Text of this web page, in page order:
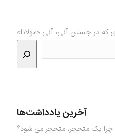
که در جستن آنی، آنی «مولانا»
آخرین یادداشت‌ها
چرا یک متحجر، متحجر می شود؟